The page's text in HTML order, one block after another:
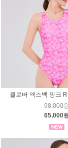
클로버 엑스백 핑크
98,000
65,000